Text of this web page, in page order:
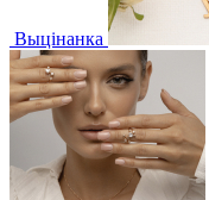
Выцінанка